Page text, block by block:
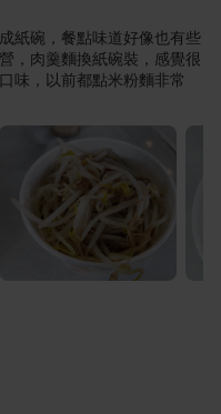
紙碗，餐點味道好像也有些
，肉羹麵換紙碗裝，感覺很
味，以前都點米粉麵非常